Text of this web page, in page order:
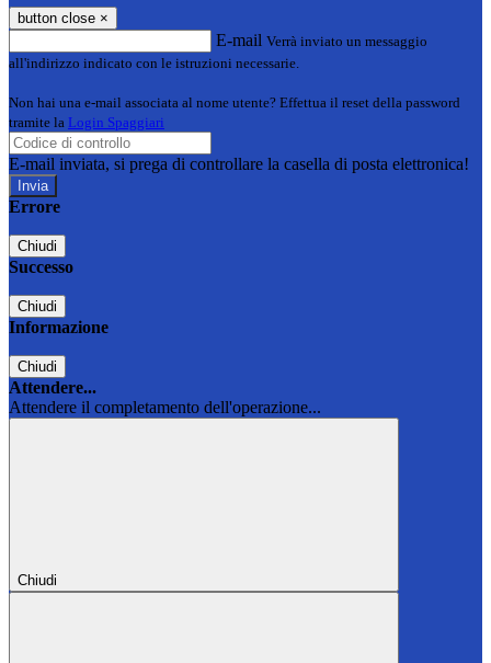
button close ×
E-mail Verrà inviato un messaggio
all'indirizzo indicato con le istruzioni necessarie.
Non hai una e-mail associata al nome utente? Effettua il reset della password
tramite la Login Spaggiari
E-mail inviata, si prega di controllare la casella di posta elettronica!
Errore
Chiudi
Successo
Chiudi
Informazione
Chiudi
Attendere...
Attendere il completamento dell'operazione...
Chiudi